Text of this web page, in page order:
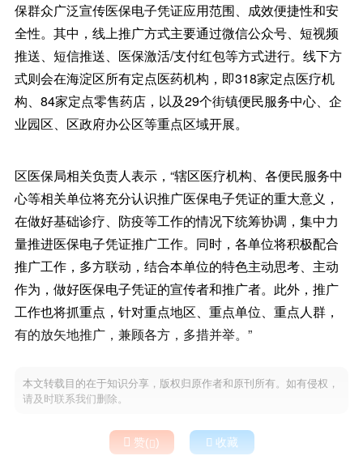
保群众广泛宣传医保电子凭证应用范围、成效便捷性和安
全性。其中，线上推广方式主要通过微信公众号、短视频
推送、短信推送、医保激活/支付红包等方式进行。线下方
式则会在海淀区所有定点医药机构，即318家定点医疗机
构、84家定点零售药店，以及29个街镇便民服务中心、企
业园区、区政府办公区等重点区域开展。
区医保局相关负责人表示，“辖区医疗机构、各便民服务中
心等相关单位将充分认识推广医保电子凭证的重大意义，
在做好基础诊疗、防疫等工作的情况下统筹协调，集中力
量推进医保电子凭证推广工作。同时，各单位将积极配合
推广工作，多方联动，结合本单位的特色主动思考、主动
作为，做好医保电子凭证的宣传者和推广者。此外，推广
工作也将抓重点，针对重点地区、重点单位、重点人群，
有的放矢地推广，兼顾各方，多措并举。”
本文转载目的在于知识分享，版权归原作者和原刊所有。如有侵权，
请及时联系我们删除。
 赞()  收藏